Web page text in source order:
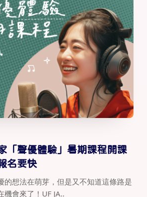
「聲優體驗」暑期課程開課
名要快
的想法在萌芽，但是又不知道這條路是
會來了！UF JA..